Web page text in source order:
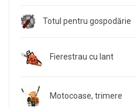
Totul pentru gospodărie
Fierestrau cu lant
Motocoase, trimere